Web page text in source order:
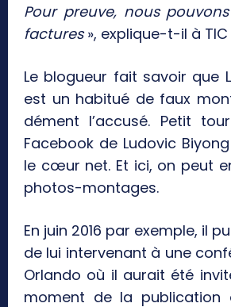
Pour preuve, nous
factures», explique-t-il à TIC
Le blogueur fait savoir que
est un habitué de faux
dément l’accusé. Petit
Facebook de Ludovic
le cœur net. Et ici, on peut
photos-montages.
En juin 2016 par exemple, il
de lui intervenant à une
Orlando où il aurait été
moment de la publication